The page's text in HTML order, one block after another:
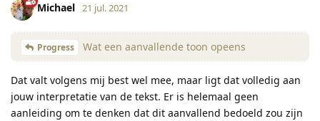
Michael 21 jul. 2021
Progress Wat een aanvallende toon opeens
Dat valt volgens mij best wel mee, maar ligt dat volledig aan
jouw interpretatie van de tekst. Er is helemaal geen
aanleiding om te denken dat dit aanvallend bedoeld zou zijn